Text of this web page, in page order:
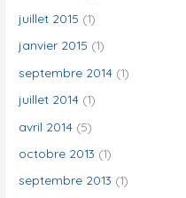
juillet 2015 (1)
janvier 2015 (1)
septembre 2014 (1)
juillet 2014 (1)
avril 2014 (5)
octobre 2013 (1)
septembre 2013 (1)